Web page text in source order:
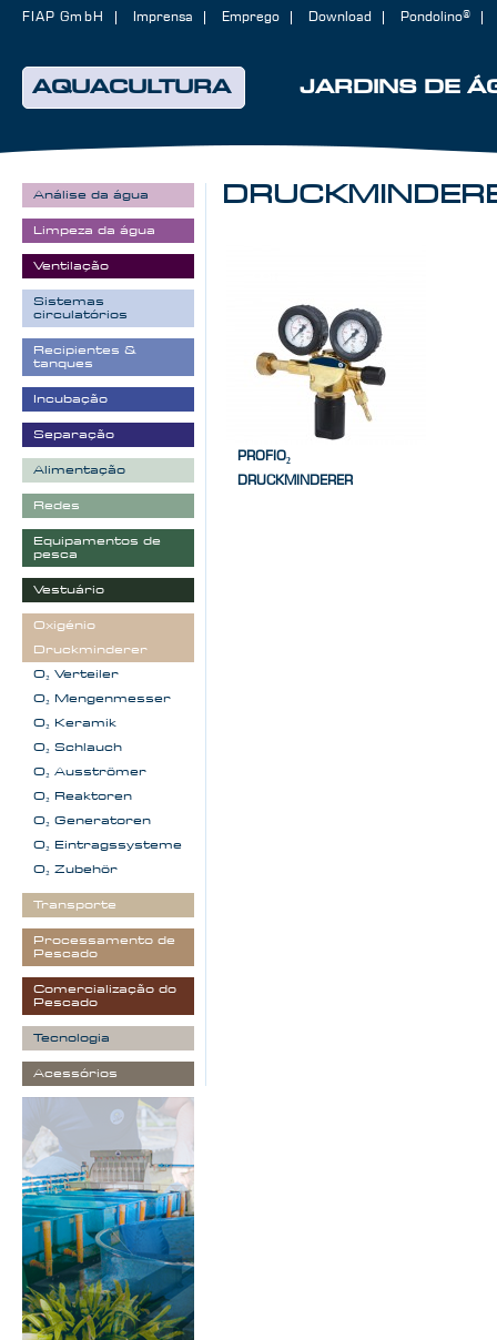
AQUACULTURA JARDINS DE
FIAP GmbH Imprensa Emprego Download Pondolino®
PROFIO₂
DRUCKMINDERER
Análise da água
Limpeza da água
Ventilação
Sistemas
circulatórios
Recipientes &
tanques
Incubação
Separação
Alimentação
Redes
Equipamentos de
pesca
Vestuário
Oxigénio
Druckminderer
O₂ Verteiler
O₂ Mengenmesser
O₂ Keramik
O₂ Schlauch
O₂ Ausströmer
O₂ Reaktoren
O₂ Generatoren
O₂ Eintragssysteme
O₂ Zubehör
Transporte
Processamento de
Pescado
Comercialização do
Pescado
Tecnologia
Acessórios